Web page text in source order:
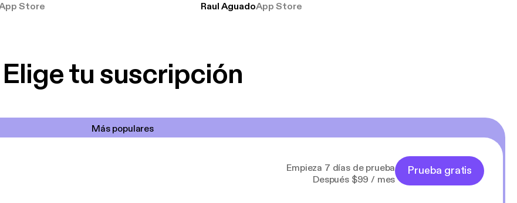
muchas horas
Store Raul AguadoApp Store
Elige tu suscripción
Más populares
Empieza 7 días de prueba
Después $99 / mes
Prueba gratis